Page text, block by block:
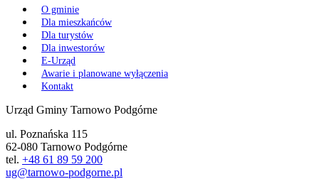
O gminie
Dla mieszkańców
Dla turystów
Dla inwestorów
E-Urząd
Awarie i planowane wyłączenia
Kontakt
Urząd Gminy Tarnowo Podgórne
ul. Poznańska 115
62-080 Tarnowo Podgórne
tel. +48 61 89 59 200
ug@tarnowo-podgorne.pl